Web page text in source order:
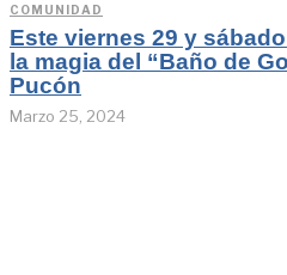
COMUNIDAD
Este viernes 29 y
la magia del “Baño de
Pucón
Marzo 25, 2024